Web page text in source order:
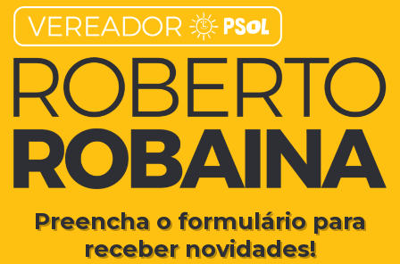
Preencha o formulário para
receber novidades!